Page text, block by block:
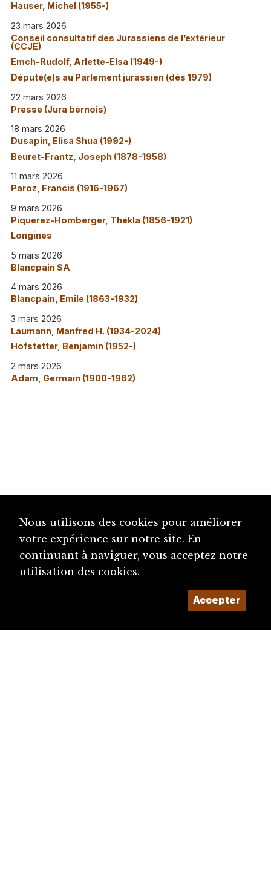
Hauser, Michel (1955-)
23 mars 2026
Conseil consultatif des Jurassiens de l’extérieur
(CCJE)
Emch-Rudolf, Arlette-Elsa (1949-)
Député(e)s au Parlement jurassien (dès 1979)
22 mars 2026
Presse (Jura bernois)
18 mars 2026
Dusapin, Elisa Shua (1992-)
Beuret-Frantz, Joseph (1878-1958)
11 mars 2026
Paroz, Francis (1916-1967)
9 mars 2026
Piquerez-Homberger, Thékla (1856-1921)
Longines
5 mars 2026
Blancpain SA
4 mars 2026
Blancpain, Emile (1863-1932)
3 mars 2026
Laumann, Manfred H. (1934-2024)
Hofstetter, Benjamin (1952-)
2 mars 2026
Adam, Germain (1900-1962)
Nous utilisons des cookies pour améliorer
votre expérience sur notre site. En
continuant à naviguer, vous acceptez notre
utilisation des cookies.
Accepter